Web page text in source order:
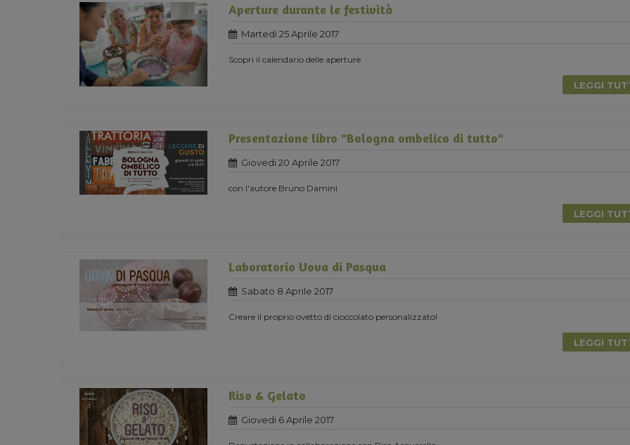
Aperture durante le festività
Martedi 25 Aprile 2017
Scopri il calendario delle aperture
LEGGI
Presentazione libro "Bologna ombelico di tutto"
Giovedi 20 Aprile 2017
con l'autore Bruno Damini
LEGGI
Laboratorio Uova di Pasqua
Sabato 8 Aprile 2017
Creare il proprio ovetto di cioccolato personalizzato!
LEGGI
Riso & Gelato
Giovedi 6 Aprile 2017